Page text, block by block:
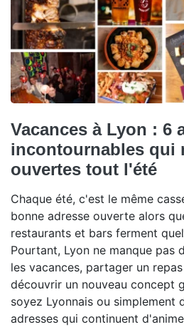
Vacances à Lyon : 6
incontournables qui
ouvertes tout l'été
Chaque été, c'est le même
bonne adresse ouverte alors
restaurants et bars ferment
Pourtant, Lyon ne manque pas
les vacances, partager un
découvrir un nouveau concept
soyez Lyonnais ou simplement
adresses qui continuent